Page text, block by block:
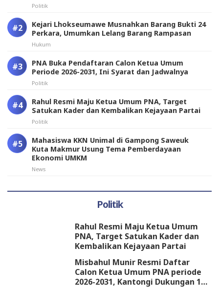
Politik
Kejari Lhokseumawe Musnahkan Barang Bukti 24
Perkara, Umumkan Lelang Barang Rampasan
Hukum
PNA Buka Pendaftaran Calon Ketua Umum
Periode 2026-2031, Ini Syarat dan Jadwalnya
Politik
Rahul Resmi Maju Ketua Umum PNA, Target
Satukan Kader dan Kembalikan Kejayaan Partai
Politik
Mahasiswa KKN Unimal di Gampong Saweuk
Kuta Makmur Usung Tema Pemberdayaan
Ekonomi UMKM
News
Politik
Rahul Resmi Maju Ketua Umum
PNA, Target Satukan Kader dan
Kembalikan Kejayaan Partai
Misbahul Munir Resmi Daftar
Calon Ketua Umum PNA periode
2026-2031, Kantongi Dukungan 18